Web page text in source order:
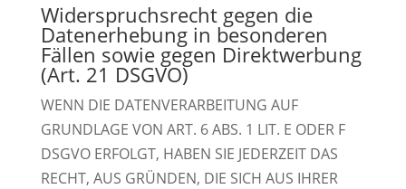
Widerspruchsrecht gegen die
Datenerhebung in besonderen
Fällen sowie gegen Direktwerbung
(Art. 21 DSGVO)
WENN DIE DATENVERARBEITUNG AUF
GRUNDLAGE VON ART. 6 ABS. 1 LIT. E ODER F
DSGVO ERFOLGT, HABEN SIE JEDERZEIT DAS
RECHT, AUS GRÜNDEN, DIE SICH AUS IHRER